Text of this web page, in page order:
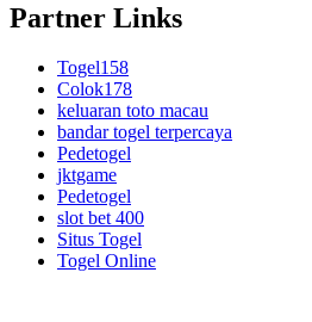
Partner Links
Togel158
Colok178
keluaran toto macau
bandar togel terpercaya
Pedetogel
jktgame
Pedetogel
slot bet 400
Situs Togel
Togel Online